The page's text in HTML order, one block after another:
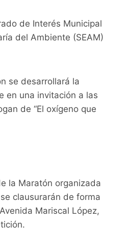
de Interés Municipal
del Ambiente (SEAM)
se desarrollará la
en una invitación a las
de “El oxígeno que
la Maratón organizada
clausurarán de forma
Mariscal López,